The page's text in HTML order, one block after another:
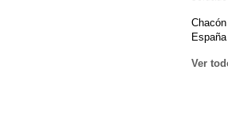
España
Ver